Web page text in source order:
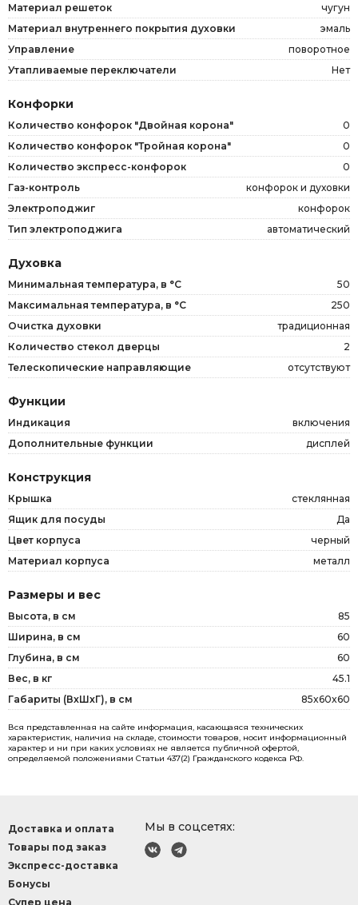
Материал решеток
чугун
Материал внутреннего покрытия духовки
эмаль
Управление
поворотное
Утапливаемые переключатели
Нет
Конфорки
Количество конфорок "Двойная корона"
0
Количество конфорок "Тройная корона"
0
Количество экспресс-конфорок
0
Газ-контроль
конфорок и духовки
Электроподжиг
конфорок
Тип электроподжига
автоматический
Духовка
Минимальная температура, в °C
50
Максимальная температура, в °C
250
Очистка духовки
традиционная
Количество стекол дверцы
2
Телескопические направляющие
отсутствуют
Функции
Индикация
включения
Дополнительные функции
дисплей
Конструкция
Крышка
стеклянная
Ящик для посуды
Да
Цвет корпуса
черный
Материал корпуса
металл
Размеры и вес
Высота, в см
85
Ширина, в см
60
Глубина, в см
60
Вес, в кг
45.1
Габариты (ВxШxГ), в см
85x60x60
Вся представленная на сайте информация, касающаяся технических
характеристик, наличия на складе, стоимости товаров, носит информационный
характер и ни при каких условиях не является публичной офертой,
определяемой положениями Статьи 437(2) Гражданского кодекса РФ.
Мы в соцсетях:
Доставка и оплата
Товары под заказ
Экспресс-доставка
Бонусы
Супер цена